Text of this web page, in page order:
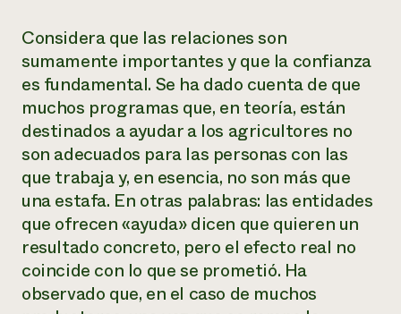
Considera que las relaciones son
sumamente importantes y que la confianza
es fundamental. Se ha dado cuenta de que
muchos programas que, en teoría, están
destinados a ayudar a los agricultores no
son adecuados para las personas con las
que trabaja y, en esencia, no son más que
una estafa. En otras palabras: las entidades
que ofrecen «ayuda» dicen que quieren un
resultado concreto, pero el efecto real no
coincide con lo que se prometió. Ha
observado que, en el caso de muchos